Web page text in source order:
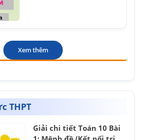
Xem thêm
THPT
Giải chi tiết Toán 10 Bài